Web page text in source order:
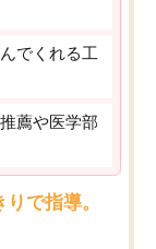
でくれる工
薦や医学部
で指導。